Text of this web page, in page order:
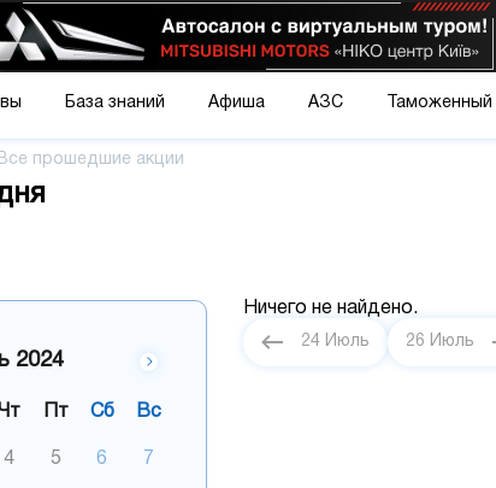
База знаний Афиша АЗС Таможенный
Все прошедшие акции
2024
Пт Сб Вс
4 5 6 7
Ничего не найдено.
24 Июль 26 Июль